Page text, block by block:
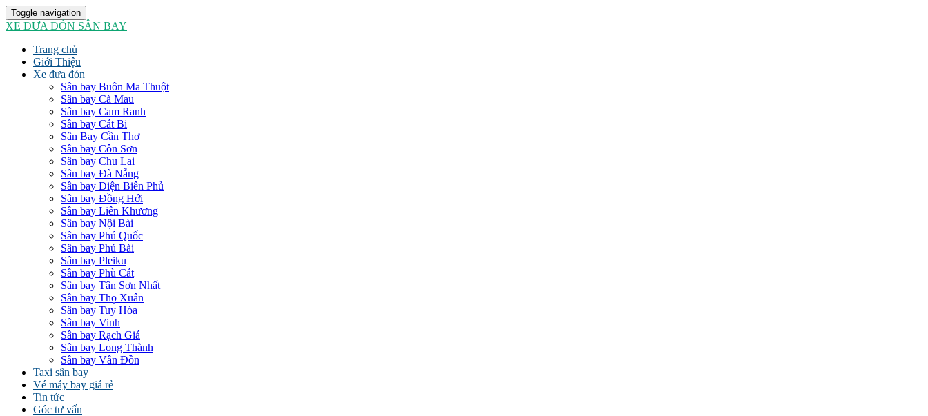
Toggle navigation
XE ĐƯA ĐÓN SÂN BAY
Trang chủ
Giới Thiệu
Xe đưa đón
Sân bay Buôn Ma Thuột
Sân bay Cà Mau
Sân bay Cam Ranh
Sân bay Cát Bi
Sân Bay Cần Thơ
Sân bay Côn Sơn
Sân bay Chu Lai
Sân bay Đà Nẵng
Sân bay Điện Biên Phủ
Sân bay Đồng Hới
Sân bay Liên Khương
Sân bay Nội Bài
Sân bay Phú Quốc
Sân bay Phú Bài
Sân bay Pleiku
Sân bay Phù Cát
Sân bay Tân Sơn Nhất
Sân bay Thọ Xuân
Sân bay Tuy Hòa
Sân bay Vinh
Sân bay Rạch Giá
Sân bay Long Thành
Sân bay Vân Đồn
Taxi sân bay
Vé máy bay giá rẻ
Tin tức
Góc tư vấn